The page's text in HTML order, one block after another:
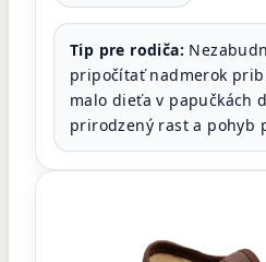
Tip pre rodiča:
pripočítať nadmerok
malo dieťa v papučkách
prirodzený rast a pohyb